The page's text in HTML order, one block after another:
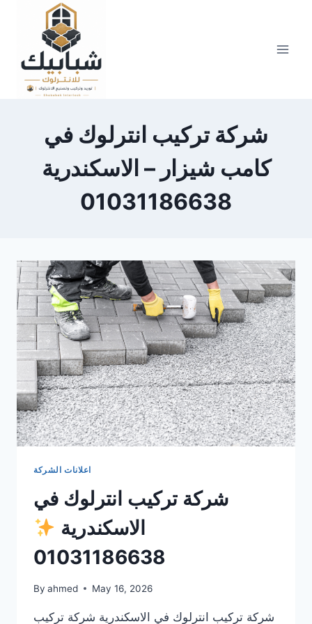
شركة تركيب انترلوك في
كامب شيزار – الاسكندرية
01031186638
اعلانات الشركة
شركة تركيب انترلوك في
الاسكندرية
01031186638
By ahmed May 16, 2026
شركة تركيب انترلوك في الاسكندرية شركة تركيب